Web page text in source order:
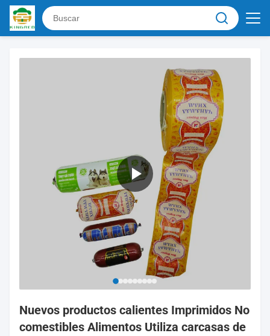
Nuevos productos calientes Imprimidos No
comestibles Alimentos Utiliza carcasas de